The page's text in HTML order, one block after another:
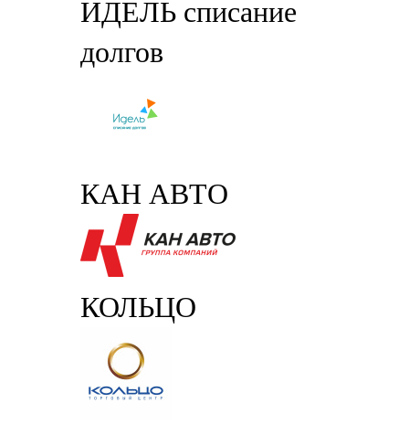
ИДЕЛЬ списание
долгов
КАН АВТО
КОЛЬЦО